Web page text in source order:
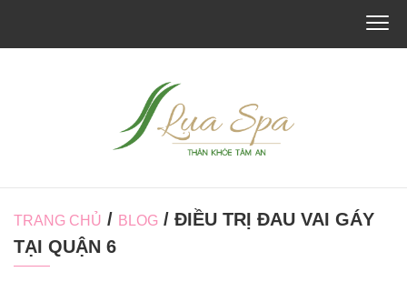
TRANG CHỦ / BLOG / ĐIỀU TRỊ ĐAU VAI GÁY
TẠI QUẬN 6